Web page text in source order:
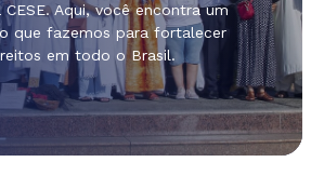
CESE. Aqui, você encontra um
que fazemos para fortalecer
em todo o Brasil.